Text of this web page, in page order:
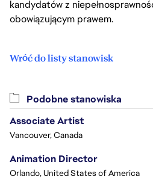
kandydatów z
obowiązującym prawem.
Wróć do listy stanowisk
Podobne stanowiska
Associate Artist
Vancouver, Canada
Animation Director
Orlando, United States of America